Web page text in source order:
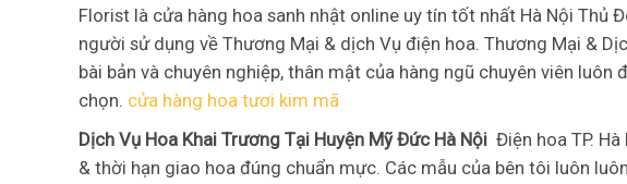
Florist là cửa hàng hoa sanh nhật online uy tín tốt nhất Hà Nội Thủ
người sử dụng về Thương Mại & dịch Vụ điện hoa. Thương Mại &
bài bản và chuyên nghiệp, thân mật của hàng ngũ chuyên viên
chọn. cửa hàng hoa tươi kim mã
Dịch Vụ Hoa Khai Trương Tại Huyện Mỹ Đức Hà Nội Điện hoa TP.
& thời hạn giao hoa đúng chuẩn mực. Các mẫu của bên tôi luôn